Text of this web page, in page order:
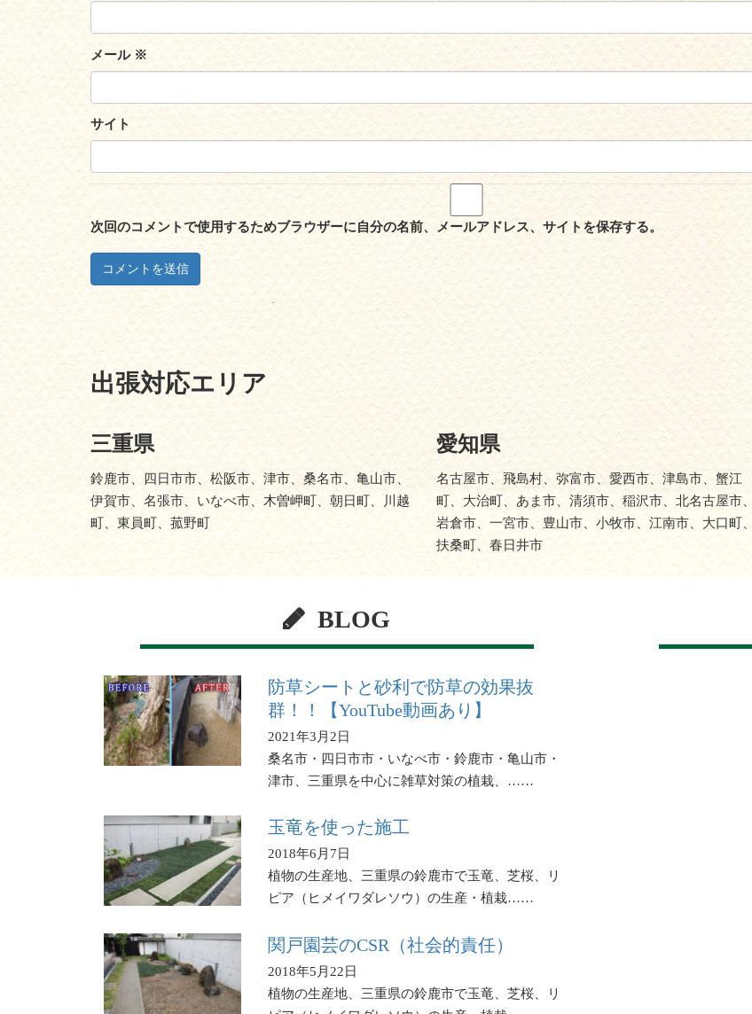
メール ※
サイト
次回のコメントで使用するためブラウザーに自分の名前、メールアドレス、サイトを保存する。
出張対応エリア
三重県
鈴鹿市、四日市市、松阪市、津市、桑名市、亀山市、
伊賀市、名張市、いなべ市、木曽岬町、朝日町、川越
町、東員町、菰野町
愛知県
名古屋市、飛島村、弥富市、愛西市、津島市、蟹江
町、大治町、あま市、清須市、稲沢市、北名古屋市、
岩倉市、一宮市、豊山市、小牧市、江南市、大口町、
扶桑町、春日井市
BLOG
防草シートと砂利で防草の効果抜
群！！【YouTube動画あり】
2021年3月2日
桑名市・四日市市・いなべ市・鈴鹿市・亀山市・
津市、三重県を中心に雑草対策の植栽、……
玉竜を使った施工
2018年6月7日
植物の生産地、三重県の鈴鹿市で玉竜、芝桜、リ
ピア（ヒメイワダレソウ）の生産・植栽……
関戸園芸のCSR（社会的責任）
2018年5月22日
植物の生産地、三重県の鈴鹿市で玉竜、芝桜、リ